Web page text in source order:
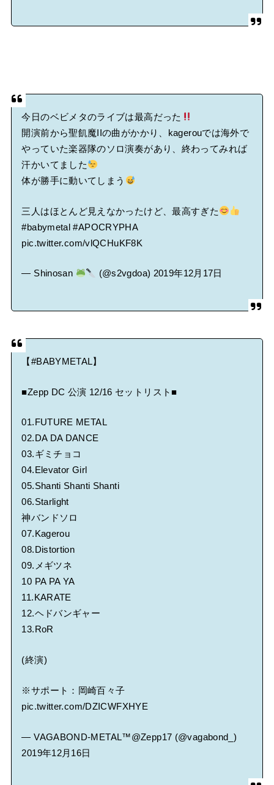
今日のベビメタのライブは最高だった
開演前から聖飢魔IIの曲がかかり、kagerouでは海外で
やっていた楽器隊のソロ演奏があり、終わってみれば
汗かいてました
体が勝手に動いてしまう
三人はほとんど見えなかったけど、最高すぎた
#babymetal #APOCRYPHA
pic.twitter.com/vlQCHuKF8K
— Shinosan (@s2vgdoa) 2019年12月17日
【 #BABYMETAL】
■Zepp DC 公演 12/16 セットリスト■
01.FUTURE METAL
02.DA DA DANCE
03.ギミチョコ
04.Elevator Girl
05.Shanti Shanti Shanti
06.Starlight
神バンドソロ
07.Kagerou
08.Distortion
09.メギツネ
10 PA PA YA
11.KARATE
12.ヘドバンギャー
13.RoR
(終演)
※サポート：岡崎百々子
pic.twitter.com/DZICWFXHYE
— VAGABOND-METAL™@Zepp17 (@vagabond_)
2019年12月16日